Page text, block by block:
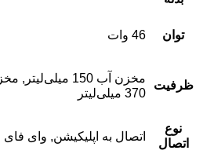
توان 46 وات
ظرفیت
مخزن آب 150
370 میلی‌لیتر
نوع
اتصال
اتصال به اپلیکیشن, وای فای